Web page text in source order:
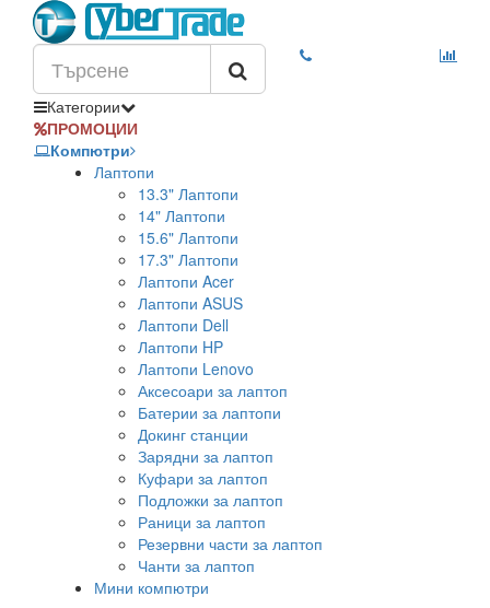
Категории
ПРОМОЦИИ
Компютри
Лаптопи
13.3" Лаптопи
14" Лаптопи
15.6" Лаптопи
17.3" Лаптопи
Лаптопи Acer
Лаптопи ASUS
Лаптопи Dell
Лаптопи HP
Лаптопи Lenovo
Аксесоари за лаптоп
Батерии за лаптопи
Докинг станции
Зарядни за лаптоп
Куфари за лаптоп
Подложки за лаптоп
Раници за лаптоп
Резервни части за лаптоп
Чанти за лаптоп
Мини компютри